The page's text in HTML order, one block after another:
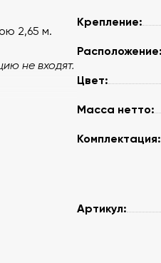
2,65 м.
не входят.
Крепление:
Расположение:
Цвет:
Масса нетто:
Комплектация:
Артикул: